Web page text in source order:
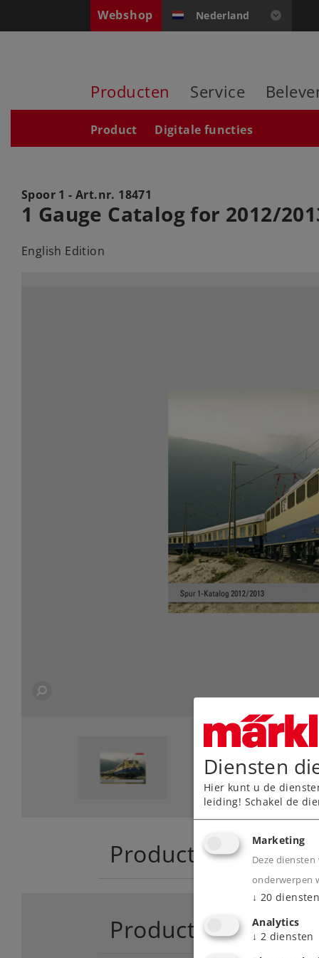
Webshop Nederland
Producten Service
Product Digitale functies
Spoor 1 - Art.nr. 18471
1 Gauge Catalog for 2012/
English Edition
Product
Productinfo
Diensten
Hier kunt u de
leiding! Schakel de
Marketing
Deze
onderwerpen
↓ 20 diensten
Analytics
↓ 2 diensten